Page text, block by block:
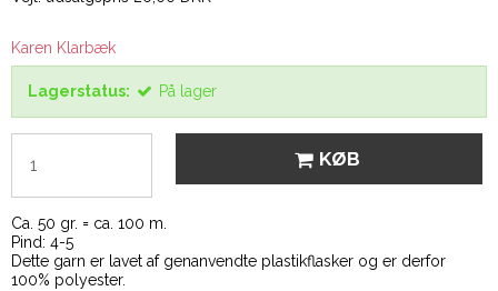
Karen Klarbæk
Lagerstatus: På lager
KØB
Ca. 50 gr. = ca. 100 m.
Pind: 4-5
Dette garn er lavet af genanvendte plastikflasker og er derfor
100% polyester.